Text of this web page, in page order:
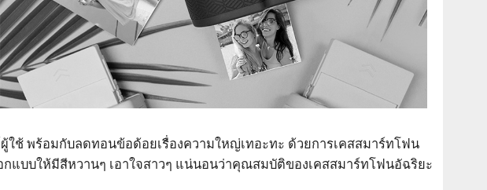
ช้ พร้อมกับลดทอนข้อด้อยเรื่องความใหญ่เทอะทะ ด้วยการเคสสมาร์ทโฟน
แบบให้มีสีหวานๆ เอาใจสาวๆ แน่นอนว่าคุณสมบัติของเคสสมาร์ทโฟนอัฉริยะ